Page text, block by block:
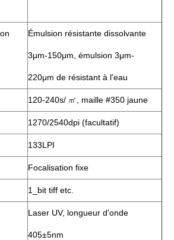
Émulsion résistante dissolvante
3μm-150μm, émulsion 3μm-
220μm de résistant à l'eau
120-240s/ ㎡, maille #350 jaune
1270/2540dpi (facultatif)
133LPI
Focalisation fixe
1_bit tiff etc.
Laser UV, longueur d'onde
405±5nm